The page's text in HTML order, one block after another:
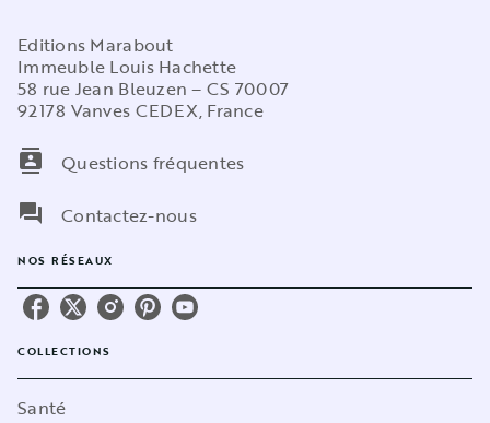
Editions Marabout
Immeuble Louis Hachette
58 rue Jean Bleuzen – CS 70007
92178 Vanves CEDEX, France
contacts
Questions fréquentes
question_answer
Contactez-nous
NOS RÉSEAUX
COLLECTIONS
Santé